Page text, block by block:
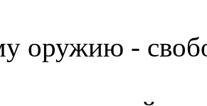
оружию -